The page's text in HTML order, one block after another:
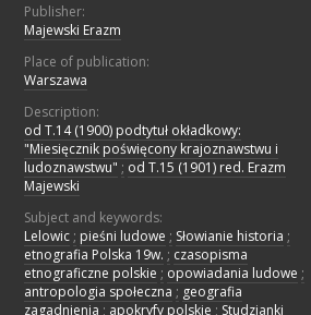
Publisher:
Majewski Erazm
Place of publication:
Warszawa
Description:
od T.14 (1900) podtytuł okładkowy:
"Miesięcznik poświęcony krajoznawstwu i
ludoznawstwu" ; od T.15 (1901) red. Erazm
Majewski
Subject and keywords:
Lelowic ; pieśni ludowe ; Słowianie historia ;
etnografia Polska 19w. ; czasopisma
etnograficzne polskie ; opowiadania ludowe ;
antropologia społeczna ; geografia
zagadnienia ; apokryfy polskie ; Studzianki